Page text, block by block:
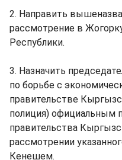
2. Направить
рассмотрение в
Республики.
3. Назначить
по борьбе с
правительстве
полиция) официальным
правительства
рассмотрении
Кенешем.